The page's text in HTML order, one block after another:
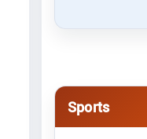
Sports